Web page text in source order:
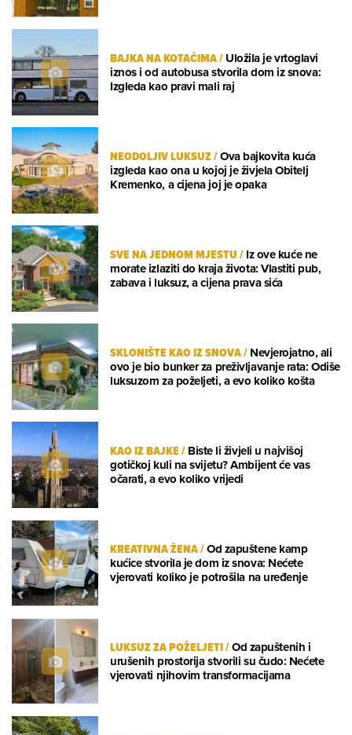
BAJKA NA KOTAČIMA/Uložila je vrtoglavi
iznos i od autobusa stvorila dom iz snova:
Izgleda kao pravi mali raj
NEODOLJIV LUKSUZ/Ova bajkovita kuća
izgleda kao ona u kojoj je živjela Obitelj
Kremenko, a cijena joj je opaka
SVE NA JEDNOM MJESTU/Iz ove kuće ne
morate izlaziti do kraja života: Vlastiti pub,
zabava i luksuz, a cijena prava sića
SKLONIŠTE KAO IZ SNOVA/Nevjerojatno, ali
ovo je bio bunker za preživljavanje rata: Odiše
luksuzom za poželjeti, a evo koliko košta
KAO IZ BAJKE/Biste li živjeli u najvišoj
gotičkoj kuli na svijetu? Ambijent će vas
očarati, a evo koliko vrijedi
KREATIVNA ŽENA/Od zapuštene kamp
kućice stvorila je dom iz snova: Nećete
vjerovati koliko je potrošila na uređenje
LUKSUZ ZA POŽELJETI/Od zapuštenih i
urušenih prostorija stvorili su čudo: Nećete
vjerovati njihovim transformacijama